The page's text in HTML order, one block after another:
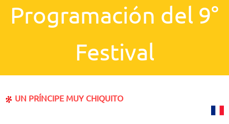
Programación del 9°
Festival
UN PRÍNCIPE MUY CHIQUITO